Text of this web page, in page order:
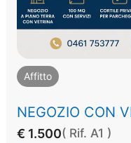
Affitto
NEGOZIO CON
€ 1.500( Rif. A1 )